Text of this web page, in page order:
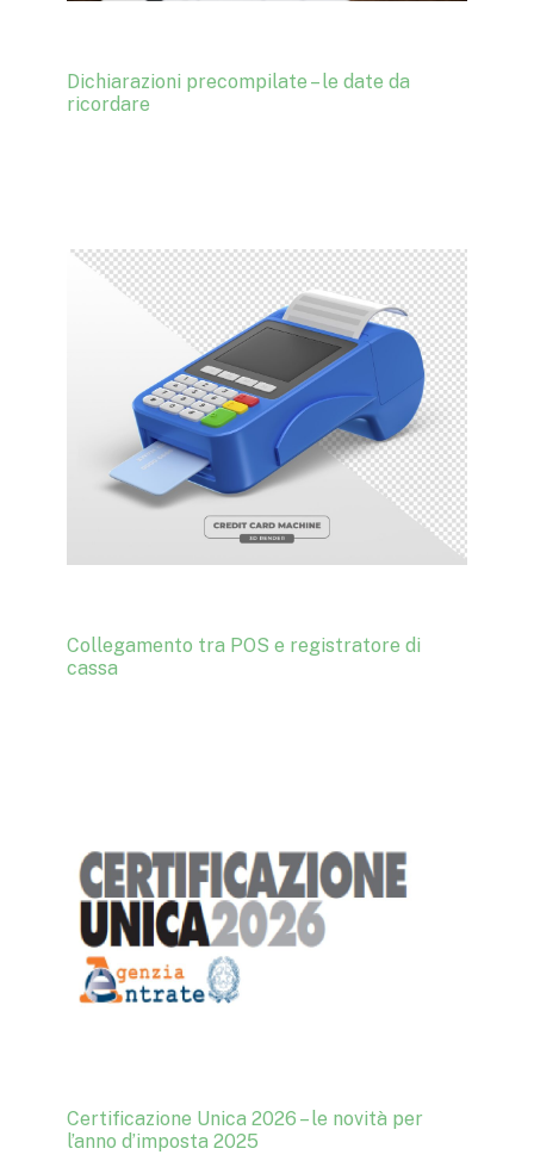
Dichiarazioni precompilate – le date da
ricordare
Collegamento tra POS e registratore di
cassa
Certificazione Unica 2026 – le novità per
l’anno d’imposta 2025